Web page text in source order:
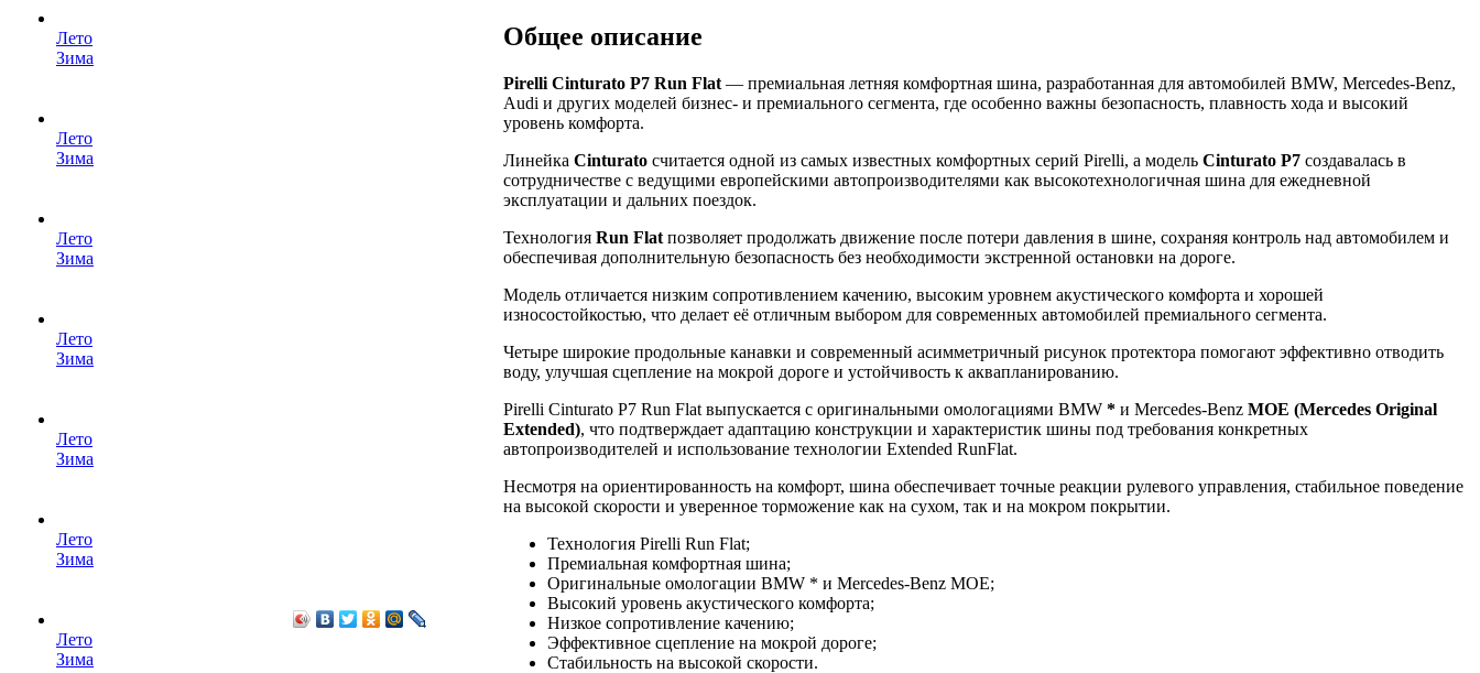
Лето
Зима
Лето
Зима
Лето
Зима
Лето
Зима
Лето
Зима
Лето
Зима
Лето
Зима
Общее описание
Pirelli Cinturato P7 Run Flat — премиальная летняя комфортная шина, разработанная для автомобилей BMW, Mercedes-Benz,
Audi и других моделей бизнес- и премиального сегмента, где особенно важны безопасность, плавность хода и высокий
уровень комфорта.
Линейка Cinturato считается одной из самых известных комфортных серий Pirelli, а модель Cinturato P7 создавалась в
сотрудничестве с ведущими европейскими автопроизводителями как высокотехнологичная шина для ежедневной
эксплуатации и дальних поездок.
Технология Run Flat позволяет продолжать движение после потери давления в шине, сохраняя контроль над автомобилем и
обеспечивая дополнительную безопасность без необходимости экстренной остановки на дороге.
Модель отличается низким сопротивлением качению, высоким уровнем акустического комфорта и хорошей
износостойкостью, что делает её отличным выбором для современных автомобилей премиального сегмента.
Четыре широкие продольные канавки и современный асимметричный рисунок протектора помогают эффективно отводить
воду, улучшая сцепление на мокрой дороге и устойчивость к аквапланированию.
Pirelli Cinturato P7 Run Flat выпускается с оригинальными омологациями BMW * и Mercedes-Benz MOE (Mercedes Original
Extended), что подтверждает адаптацию конструкции и характеристик шины под требования конкретных
автопроизводителей и использование технологии Extended RunFlat.
Несмотря на ориентированность на комфорт, шина обеспечивает точные реакции рулевого управления, стабильное поведение
на высокой скорости и уверенное торможение как на сухом, так и на мокром покрытии.
Технология Pirelli Run Flat;
Премиальная комфортная шина;
Оригинальные омологации BMW * и Mercedes-Benz MOE;
Высокий уровень акустического комфорта;
Низкое сопротивление качению;
Эффективное сцепление на мокрой дороге;
Стабильность на высокой скорости.